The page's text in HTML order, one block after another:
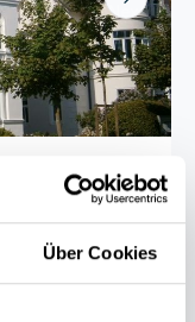
Über Cookies
Next